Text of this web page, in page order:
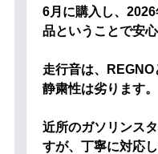
6月に購入し、
品ということで安心
走行音は、REGNO
静粛性は劣ります。
近所のガソリンス
すが、丁寧に対応